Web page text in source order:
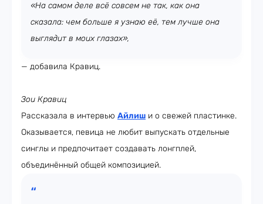
«На самом деле всё совсем не так, как она
сказала: чем больше я узнаю её, тем лучше она
выглядит в моих глазах»,
— добавила Кравиц.
Зои Кравиц
Рассказала в интервью Айлиш и о свежей пластинке.
Оказывается, певица не любит выпускать отдельные
синглы и предпочитает создавать лонгплей,
объединённый общей композицией.